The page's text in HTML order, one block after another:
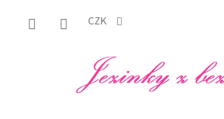
CZK